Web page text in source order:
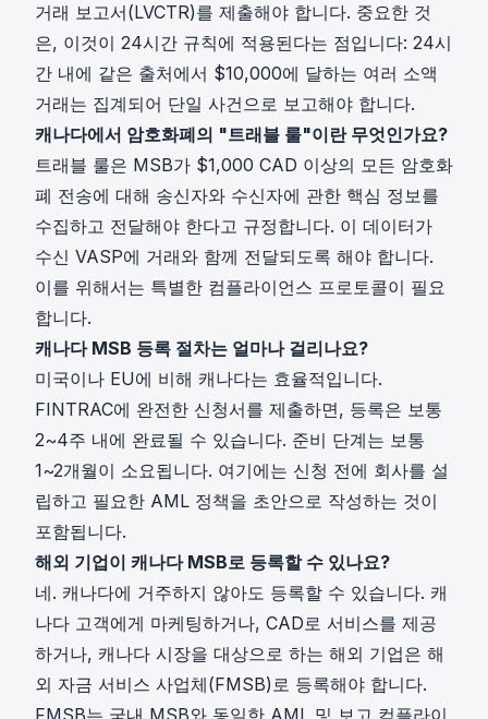
거래 보고서(LVCTR)를 제출해야 합니다. 중요한 것
은, 이것이 24시간 규칙에 적용된다는 점입니다: 24시
간 내에 같은 출처에서 $10,000에 달하는 여러 소액
거래는 집계되어 단일 사건으로 보고해야 합니다.
캐나다에서 암호화폐의 "트래블 룰"이란 무엇인가요?
트래블 룰은 MSB가 $1,000 CAD 이상의 모든 암호화
폐 전송에 대해 송신자와 수신자에 관한 핵심 정보를
수집하고 전달해야 한다고 규정합니다. 이 데이터가
수신 VASP에 거래와 함께 전달되도록 해야 합니다.
이를 위해서는 특별한 컴플라이언스 프로토콜이 필요
합니다.
캐나다 MSB 등록 절차는 얼마나 걸리나요?
미국이나 EU에 비해 캐나다는 효율적입니다.
FINTRAC에 완전한 신청서를 제출하면, 등록은 보통
2~4주 내에 완료될 수 있습니다. 준비 단계는 보통
1~2개월이 소요됩니다. 여기에는 신청 전에 회사를 설
립하고 필요한 AML 정책을 초안으로 작성하는 것이
포함됩니다.
해외 기업이 캐나다 MSB로 등록할 수 있나요?
네. 캐나다에 거주하지 않아도 등록할 수 있습니다. 캐
나다 고객에게 마케팅하거나, CAD로 서비스를 제공
하거나, 캐나다 시장을 대상으로 하는 해외 기업은 해
외 자금 서비스 사업체(FMSB)로 등록해야 합니다.